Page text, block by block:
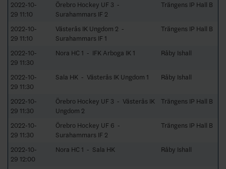
2022-10-
29 11:10
Örebro Hockey UF 3 -
Surahammars IF 2
Trängens IP Hall B
2022-10-
29 11:10
Västerås IK Ungdom 2 -
Surahammars IF 1
Trängens IP Hall B
2022-10-
29 11:30
Nora HC 1 - IFK Arboga IK 1 Råby Ishall
2022-10-
29 11:30
Sala HK - Västerås IK Ungdom 1 Råby Ishall
2022-10-
29 11:30
Örebro Hockey UF 3 - Västerås IK
Ungdom 2
Trängens IP Hall B
2022-10-
29 11:30
Örebro Hockey UF 6 -
Surahammars IF 2
Trängens IP Hall B
2022-10-
29 12:00
Nora HC 1 - Sala HK Råby Ishall